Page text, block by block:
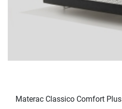
Materac Classico Comfort Plus